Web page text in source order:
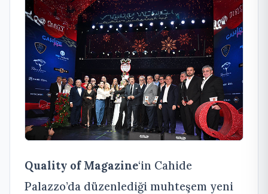
Quality of Magazine‘in Cahide
Palazzo’da düzenlediği muhteşem yeni